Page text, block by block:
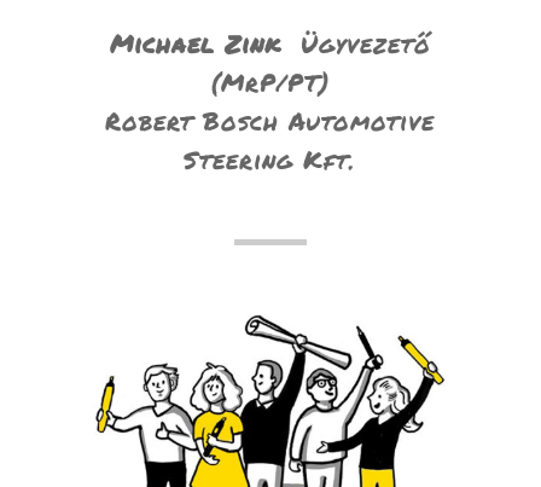
Michael ZinkÜgyvezető
(MrP/PT)
Robert Bosch Automotive
Steering Kft.